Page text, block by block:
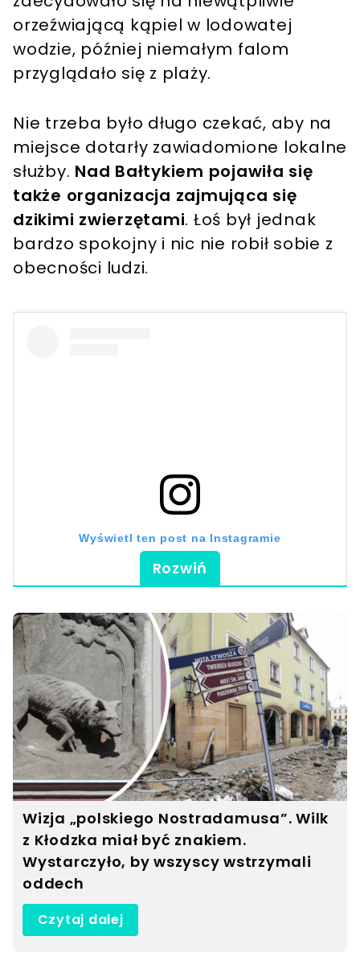
orzeźwiającą kąpiel w lodowatej
wodzie, później niemałym falom
przyglądało się z plaży.
Nie trzeba było długo czekać, aby na
miejsce dotarły zawiadomione lokalne
służby. Nad Bałtykiem pojawiła się
także organizacja zajmująca się
dzikimi zwierzętami. Łoś był jednak
bardzo spokojny i nic nie robił sobie z
obecności ludzi.
Wyświetl ten post na Instagramie
Post udostępniony przez NDR Mecklenburg-Vorpommern (@ndr.mv)
Rozwiń
Wizja „polskiego Nostradamusa”. Wilk
z Kłodzka miał być znakiem.
Wystarczyło, by wszyscy wstrzymali
oddech
Czytaj dalej